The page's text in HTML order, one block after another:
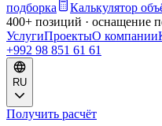
подборка
Калькулятор
400+ позиций · оснащение
УслугиПроектыО компании
+992 98 851 61 61
RU
Получить расчёт